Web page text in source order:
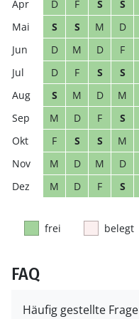
D
F S S
S
S M D
D
M D F
D
F S S
S
M D M
M
D F S
F
S S M
M
D M D
M
D F S
frei belegt
FAQ
Häufig gestellte